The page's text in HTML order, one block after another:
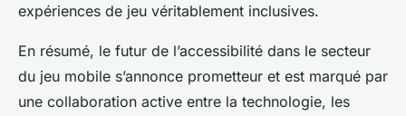
expériences de jeu véritablement inclusives.
En résumé, le futur de l’accessibilité dans le secteur
du jeu mobile s’annonce prometteur et est marqué par
une collaboration active entre la technologie, les